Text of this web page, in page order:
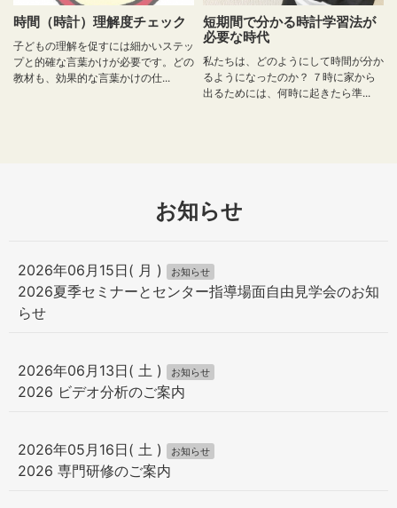
時間（時計）理解度チェック
子どもの理解を促すには細かいステッ
プと的確な言葉かけが必要です。どの
教材も、効果的な言葉かけの仕...
短期間で分かる時計学習法が
必要な時代
私たちは、どのようにして時間が分か
るようになったのか？ ７時に家から
出るためには、何時に起きたら準...
お知らせ
2026年06月15日( 月 ) お知らせ
2026夏季セミナーとセンター指導場面自由見学会のお知
らせ
2026年06月13日( 土 ) お知らせ
2026 ビデオ分析のご案内
2026年05月16日( 土 ) お知らせ
2026 専門研修のご案内